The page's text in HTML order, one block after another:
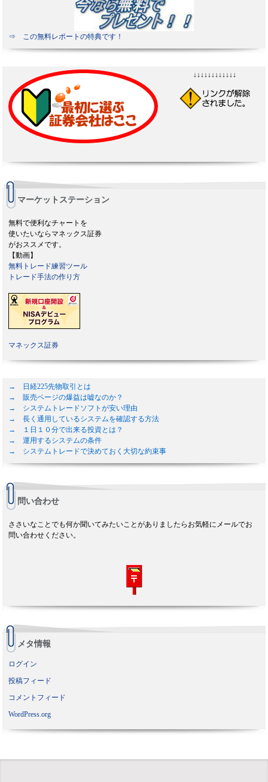
⇒ この無料レポートの特典です！
↓↓↓↓↓↓↓↓↓↓↓↓
マーケットステーション
無料で便利なチャートを
使いたいならマネックス証券
がおススメです。
【動画】
無料トレード練習ツール
トレード手法の作り方
マネックス証券
→ 日経225先物取引とは
→ 販売ページの爆益は嘘なのか？
→ システムトレードソフトが安い理由
→ 長く通用しているシステムを確認する方法
→ １日１０分で出来る投資とは？
→ 運用するシステムの条件
→ システムトレードで決めておく大切な約束事
問い合わせ
ささいなことでも何か聞いてみたいことがありましたらお気軽にメールでお
問い合わせください。
メタ情報
ログイン
投稿フィード
コメントフィード
WordPress.org